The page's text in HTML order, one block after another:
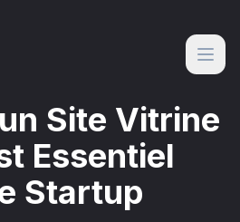
Site Vitrine
Essentiel
Startup